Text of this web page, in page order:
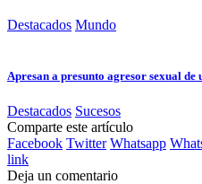
Destacados Mundo
Apresan a presunto agresor sexual de
Destacados Sucesos
Comparte este artículo
Facebook Twitter Whatsapp
link
Deja un comentario